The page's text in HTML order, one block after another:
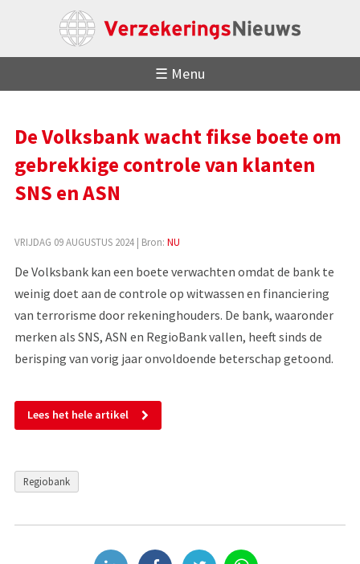
☰ Menu
De Volksbank wacht fikse boete om
gebrekkige controle van klanten
SNS en ASN
VRIJDAG 09 AUGUSTUS 2024| Bron: NU
De Volksbank kan een boete verwachten omdat de bank te
weinig doet aan de controle op witwassen en financiering
van terrorisme door rekeninghouders. De bank, waaronder
merken als SNS, ASN en RegioBank vallen, heeft sinds de
berisping van vorig jaar onvoldoende beterschap getoond.
Lees het hele artikel
Regiobank